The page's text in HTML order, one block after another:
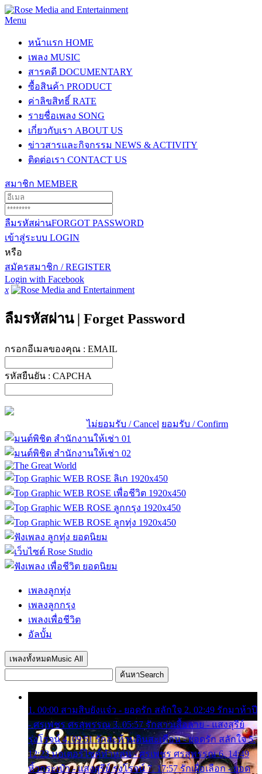
Menu
หน้าแรก HOME
เพลง MUSIC
สารคดี DOCUMENTARY
ซื้อสินค้า PRODUCT
ค่าลิขสิทธิ์ RATE
รายชื่อเพลง SONG
เกี่ยวกับเรา ABOUT US
ข่าวสารและกิจกรรม NEWS & ACTIVITY
ติดต่อเรา CONTACT US
สมาชิก MEMBER
ลืมรหัสผ่านFORGOT PASSWORD
เข้าสู่ระบบ LOGIN
หรือ
สมัครสมาชิก / REGISTER
Login with Facebook
x
ลืมรหัสผ่าน | Forget Password
กรอกอีเมลของคุณ : EMAIL
รหัสยืนยัน : CAPCHA
ไม่ยอมรับ / Cancel ยอมรับ / Confirm
เพลงลูกทุ่ง
เพลงลูกกรุง
เพลงเพื่อชีวิต
อัลบั้ม
เพลงทั้งหมด Music All
ค้นหาSearch
1. 00:00 สามสิบยังแจ๋ว - ยอดรัก สลักใจ 2. 02:49 รักมาห้าปี
- ศรเพชร ศรสุพรรณ 3. 05:57 รักสาวเสื้อลาย - แสงสุรีย์
รุ่งโรจน์ 4. 09:51 รักสะท้านดินสะเทือน - ยอดรัก สลักใจ 5.
12:23 มอเตอร์ไซค์ทำหล่น - ศรเพชร ศรสุพรรณ 6. 14:49
หิ้วกระเป๋า - แสงสุรีย์ รุ่งโรจน์ 7. 17:57 รักเผื่อเลือก - ยอด